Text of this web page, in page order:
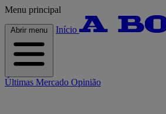
Menu principal
Abrir menu Início
Últimas Mercado Opinião